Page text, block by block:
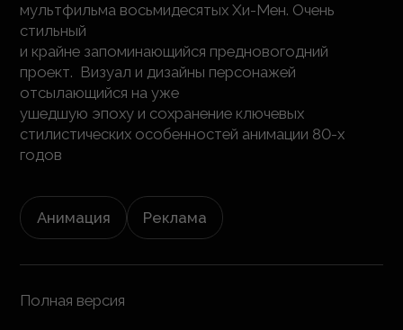
мультфильма восьмидесятых Хи-Мен. Очень
стильный
и крайне запоминающийся предновогодний
проект. Визуал и дизайны персонажей
отсылающийся на уже
ушедшую эпоху и сохранение ключевых
стилистических особенностей анимации 80-х
годов
Анимация Реклама
Полная версия